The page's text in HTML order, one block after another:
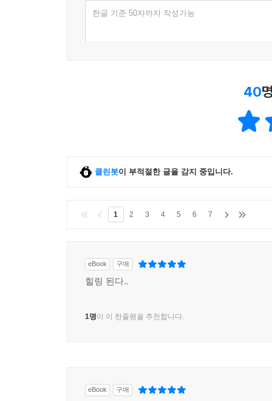
한글 기준 50자까지 작성가능
40
클린봇이 부적절한 글을 감지 중입니다.
1 2 3 4 5 6 7
eBook 구매
힐링 된다..
1명이 이 한줄평을 추천합니다.
eBook 구매